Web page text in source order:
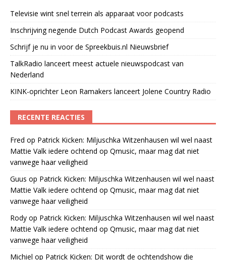
Televisie wint snel terrein als apparaat voor podcasts
Inschrijving negende Dutch Podcast Awards geopend
Schrijf je nu in voor de Spreekbuis.nl Nieuwsbrief
TalkRadio lanceert meest actuele nieuwspodcast van
Nederland
KINK-oprichter Leon Ramakers lanceert Jolene Country Radio
RECENTE REACTIES
Fred op Patrick Kicken: Miljuschka Witzenhausen wil wel naast
Mattie Valk iedere ochtend op Qmusic, maar mag dat niet
vanwege haar veiligheid
Guus op Patrick Kicken: Miljuschka Witzenhausen wil wel naast
Mattie Valk iedere ochtend op Qmusic, maar mag dat niet
vanwege haar veiligheid
Rody op Patrick Kicken: Miljuschka Witzenhausen wil wel naast
Mattie Valk iedere ochtend op Qmusic, maar mag dat niet
vanwege haar veiligheid
Michiel op Patrick Kicken: Dit wordt de ochtendshow die